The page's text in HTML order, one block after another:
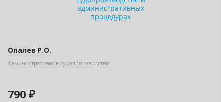
Опалев Р.О.
Административное судопроизводство
790 ₽